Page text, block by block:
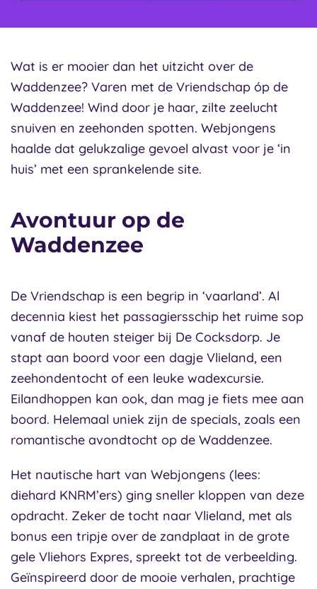
Wat is er mooier dan het uitzicht over de
Waddenzee? Varen met de Vriendschap óp de
Waddenzee! Wind door je haar, zilte zeelucht
snuiven en zeehonden spotten. Webjongens
haalde dat gelukzalige gevoel alvast voor je ‘in
huis’ met een sprankelende site.
Avontuur op de
Waddenzee
De Vriendschap is een begrip in ‘vaarland’. Al
decennia kiest het passagiersschip het ruime sop
vanaf de houten steiger bij De Cocksdorp. Je
stapt aan boord voor een dagje Vlieland, een
zeehondentocht of een leuke wadexcursie.
Eilandhoppen kan ook, dan mag je fiets mee aan
boord. Helemaal uniek zijn de specials, zoals een
romantische avondtocht op de Waddenzee.
Het nautische hart van Webjongens (lees:
diehard KNRM’ers) ging sneller kloppen van deze
opdracht. Zeker de tocht naar Vlieland, met als
bonus een tripje over de zandplaat in de grote
gele Vliehors Expres, spreekt tot de verbeelding.
Geïnspireerd door de mooie verhalen, prachtige